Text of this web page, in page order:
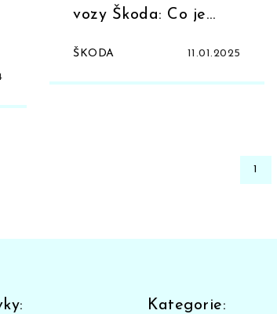
vozy Škoda: Co je
ŠKODA 11.01.2025
1
Kategorie: